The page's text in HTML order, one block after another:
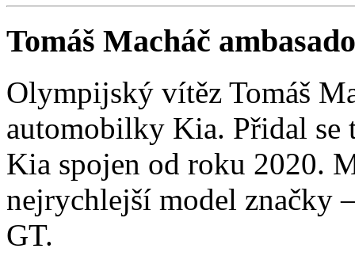
Tomáš Macháč
Olympijský vítěz Tomáš
automobilky Kia. Přidal se
Kia spojen od roku 2020.
nejrychlejší model značky
GT.